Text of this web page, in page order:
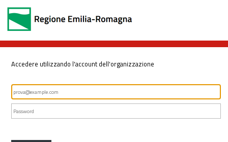
Accedere utilizzando l'account dell'organizzazione